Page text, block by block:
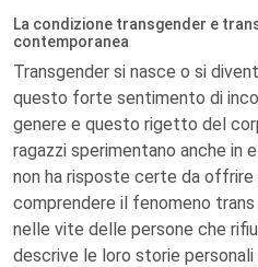
La condizione transgender e
contemporanea
Transgender si nasce o si
questo forte sentimento di
genere e questo rigetto del
ragazzi sperimentano anche in
non ha risposte certe da
comprendere il fenomeno
nelle vite delle persone che
descrive le loro storie